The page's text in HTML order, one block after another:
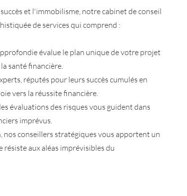
et l'immobilisme, notre cabinet de conseil
de services qui comprend :
évalue le plan unique de votre projet
santé financière.
réputés pour leurs succès cumulés en
vers la réussite financière.
évaluations des risques vous guident dans
imprévus.
nos conseillers stratégiques vous apportent un
aux aléas imprévisibles du